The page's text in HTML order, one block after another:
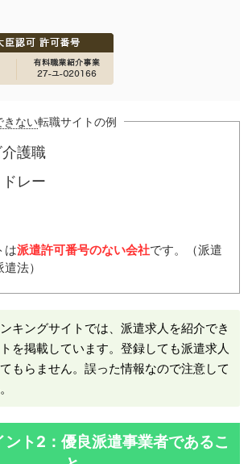
きない転職サイトの例
護職
レー
は派遣許可番号のない会社です。（派遣
法）
キングサイトでは、派遣求人を紹介でき
を掲載しています。登録しても派遣求人
もらません。誤った情報なので注意して
ント2：優良派遣事業者であるこ